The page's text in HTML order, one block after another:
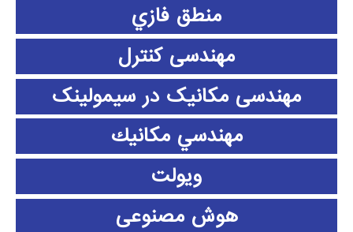
منطق فازي
مهندسی کنترل
مهندسی مکانیک در سیمولینک
مهندسي مكانيك
ویولت
هوش مصنوعی